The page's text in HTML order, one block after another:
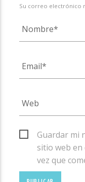
Su correo electrónico
Guardar mi
sitio web
vez que